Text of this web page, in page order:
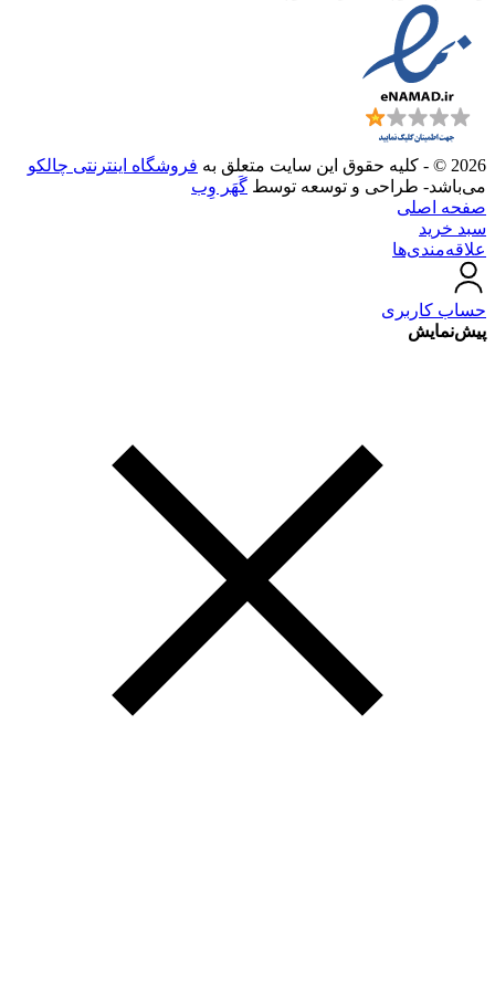
2026 © - کلیه حقوق این سایت متعلق به
فروشگاه اینترنتی چالکو
می‌باشد- طراحی و توسعه توسط گَهَر وِب
صفحه اصلی
سبد خرید
علاقه‌مندی‌ها
حساب کاربری
پیش‌نمایش